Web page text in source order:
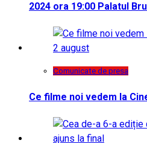
2024 ora 19:00 Palatul
Comunicate de presa
Ce filme noi vedem la